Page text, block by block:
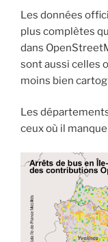
Les données
plus complètes
dans
sont aussi celles
moins bien
Les
ceux où il